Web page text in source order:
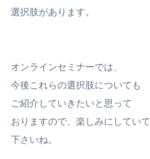
選択肢があります。
オンラインセミナーでは、
今後これらの選択肢についても
ご紹介していきたいと思って
おりますので、楽しみにしていて
下さいね。